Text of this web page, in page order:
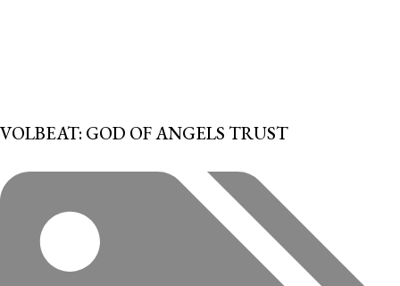
VOLBEAT: GOD OF ANGELS TRUST